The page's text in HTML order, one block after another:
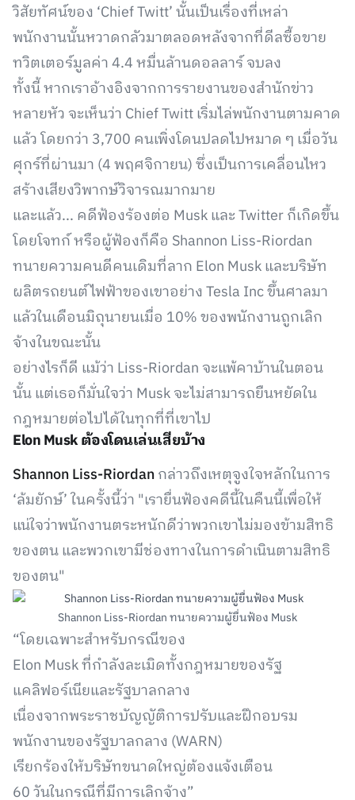
วิสัยทัศน์ของ ‘Chief Twitt’ นั้นเป็นเรื่องที่เหล่า
พนักงานนั้นหวาดกลัวมาตลอดหลังจากที่ดีลซื้อขาย
ทวิตเตอร์มูลค่า 4.4 หมื่นล้านดอลลาร์ จบลง
ทั้งนี้ หากเราอ้างอิงจากการรายงานของสำนักข่าว
หลายหัว จะเห็นว่า Chief Twitt เริ่มไล่พนักงานตามคาด
แล้ว โดยกว่า 3,700 คนเพิ่งโดนปลดไปหมาด ๆ เมื่อวัน
ศุกร์ที่ผ่านมา (4 พฤศจิกายน) ซึ่งเป็นการเคลื่อนไหว
สร้างเสียงวิพากษ์วิจารณมากมาย
และแล้ว... คดีฟ้องร้องต่อ Musk และ Twitter ก็เกิดขึ้น
โดยโจทก์ หรือผู้ฟ้องก็คือ Shannon Liss-Riordan
ทนายความคนดีคนเดิมที่ลาก Elon Musk และบริษัท
ผลิตรถยนต์ไฟฟ้าของเขาอย่าง Tesla Inc ขึ้นศาลมา
แล้วในเดือนมิถุนายนเมื่อ 10% ของพนักงานถูกเลิก
จ้างในขณะนั้น
อย่างไรก็ดี แม้ว่า Liss-Riordan จะแพ้คาบ้านในตอน
นั้น แต่เธอก็มั่นใจว่า Musk จะไม่สามารถยืนหยัดใน
กฎหมายต่อไปได้ในทุกที่ที่เขาไป
Elon Musk ต้องโดนเล่นเสียบ้าง
Shannon Liss-Riordanกล่าวถึงเหตุจูงใจหลักในการ
‘ล้มยักษ์’ ในครั้งนี้ว่า "เรายื่นฟ้องคดีนี้ในคืนนี้เพื่อให้
แน่ใจว่าพนักงานตระหนักดีว่าพวกเขาไม่มองข้ามสิทธิ
ของตน และพวกเขามีช่องทางในการดำเนินตามสิทธิ
ของตน"
Shannon Liss-Riordan ทนายความผู้ยื่นฟ้อง Musk
“โดยเฉพาะสำหรับกรณีของ
Elon Musk ที่กำลังละเมิดทั้งกฎหมายของรัฐ
แคลิฟอร์เนียและรัฐบาลกลาง
เนื่องจากพระราชบัญญัติการปรับและฝึกอบรม
พนักงานของรัฐบาลกลาง (WARN)
เรียกร้องให้บริษัทขนาดใหญ่ต้องแจ้งเตือน
60 วันในกรณีที่มีการเลิกจ้าง”